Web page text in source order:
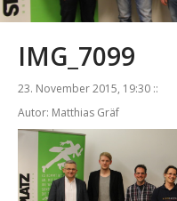
IMG_7099
23. November 2015, 19:30 ::
Autor: Matthias Gräf